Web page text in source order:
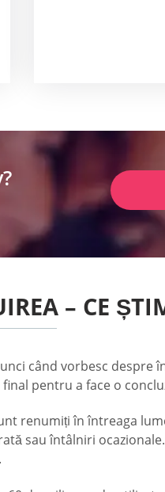
– CE
când vorbesc despre
pentru a face o
renumiți în întreaga
sau întâlniri